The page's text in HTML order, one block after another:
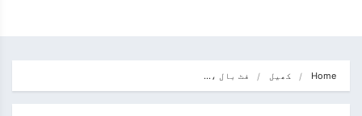
Home کھیل فٹ بال ،…